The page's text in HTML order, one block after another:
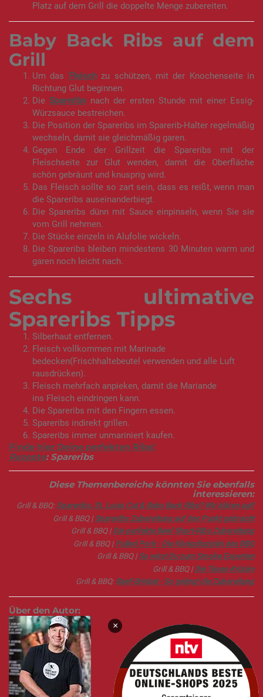
Platz auf dem Grill die doppelte Menge zubereiten.
Baby Back Ribs auf dem
Grill
Um das Fleischzu schützen, mit der Knochenseite in
Richtung Glut beginnen.
Die Spareribs nach der ersten Stunde mit einer Essig-
Würzsauce bestreichen.
Die Position der Spareribs im Sparerib-Halter regelmäßig
wechseln, damit sie gleichmäßig garen.
Gegen Ende der Grillzeit die Spareribs mit der
Fleischseite zur Glut wenden, damit die Oberfläche
schön gebräunt und knusprig wird.
Das Fleisch sollte so zart sein, dass es reißt, wenn man
die Spareribs auseinanderbiegt.
Die Spareribs dünn mit Sauce einpinseln, wenn Sie sie
vom Grill nehmen.
Die Stücke einzeln in Alufolie wickeln.
Die Spareribs bleiben mindestens 30 Minuten warm und
garen noch leicht nach.
Sechs ultimative
Spareribs Tipps
Silberhaut entfernen.
Fleisch vollkommen mit Marinade
bedecken(Frischhaltebeutel verwenden und alle Luft
rausdrücken).
Fleisch mehrfach anpieken, damit die Mariande
ins Fleisch eindringen kann.
Die Spareribs mit den Fingern essen.
Spareribs indirekt grillen.
Spareribs immer unmariniert kaufen.
Finde hier Deine perfekten Ribs!
Rezepte: Spareribs
Diese Themenbereiche könnten Sie ebenfalls
interessieren:
Grill & BBQ: Spareribs, St. Louis Cut & Baby Back Ribs? Wir klären auf!
Grill & BBQ | Spareribs Zubereitung auf den Punkt gebracht
Grill & BBQ | Die perfekte Beef Short-Ribs Zubereitung
Grill & BBQ | Pulled Pork - Die Königdisziplin des BBQ
Grill & BBQ | So wirst Du zum Smoke Experten
Grill & BBQ | Die Texas-Krücke
Grill & BBQ: Beef-Brisket - So gelingt die Zubereitung
Über den Autor:
×